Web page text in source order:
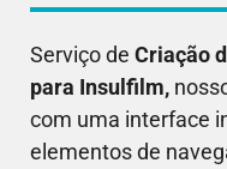
Serviço de Criação
para Insulfilm,
com uma interface
elementos de